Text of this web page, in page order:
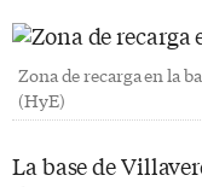
Zona de recarga en la
(HyE)
La base de